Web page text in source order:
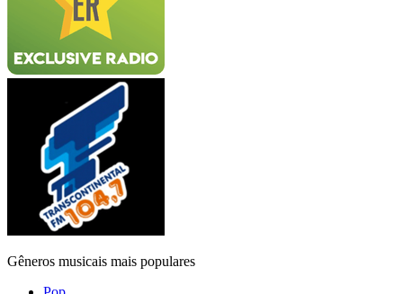
Gêneros musicais mais populares